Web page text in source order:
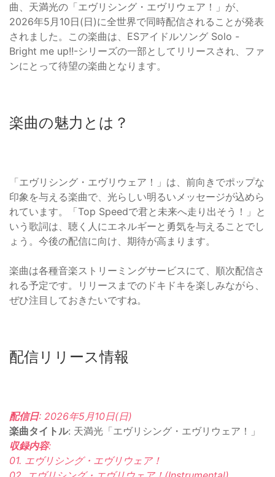
曲、天満光の「エヴリシング・エヴリウェア！」が、
2026年5月10日(日)に全世界で同時配信されることが発表
されました。この楽曲は、ESアイドルソング Solo -
Bright me up!!-シリーズの一部としてリリースされ、ファ
ンにとって待望の楽曲となります。
楽曲の魅力とは？
「エヴリシング・エヴリウェア！」は、前向きでポップな
印象を与える楽曲で、光らしい明るいメッセージが込めら
れています。「Top Speedで君と未来へ走り出そう！」と
いう歌詞は、聴く人にエネルギーと勇気を与えることでし
ょう。今後の配信に向け、期待が高まります。
楽曲は各種音楽ストリーミングサービスにて、順次配信さ
れる予定です。リリースまでのドキドキを楽しみながら、
ぜひ注目しておきたいですね。
配信リリース情報
配信日: 2026年5月10日(日)
楽曲タイトル: 天満光「エヴリシング・エヴリウェア！」
収録内容:
01. エヴリシング・エヴリウェア！